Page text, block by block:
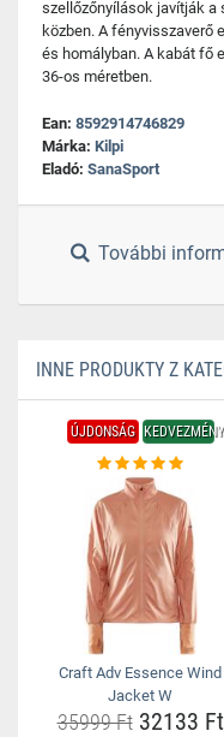
szellőzőnyílások javítják a
közben. A fényvisszaverő
és homályban. A kabát fő
36-os méretben.
Ean: 8592914746829
Márka: Kilpi
Eladó: SanaSport
További
INNE PRODUKTY Z
ÚJDONSÁG KEDVEZMÉNY
Craft Adv Essence Wind
Jacket W
35999 Ft32133 Ft